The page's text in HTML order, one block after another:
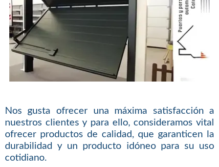
Nos gusta ofrecer una máxima satisfacción a
nuestros clientes y para ello, consideramos vital
ofrecer productos de calidad, que garanticen la
durabilidad y un producto idóneo para su uso
cotidiano.